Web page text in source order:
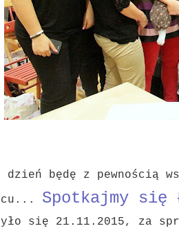
dzień będę z pewnością
Spotkajmy się
się 21.11.2015, za